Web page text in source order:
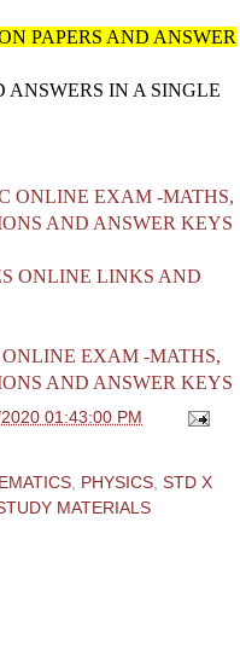
PAPERS AND ANSWER
ANSWERS IN A SINGLE
ONLINE EXAM -MATHS,
AND ANSWER KEYS
ONLINE LINKS AND
EXAM -MATHS,
AND ANSWER KEYS
01:43:00 PM
PHYSICS STD X
MATERIALS